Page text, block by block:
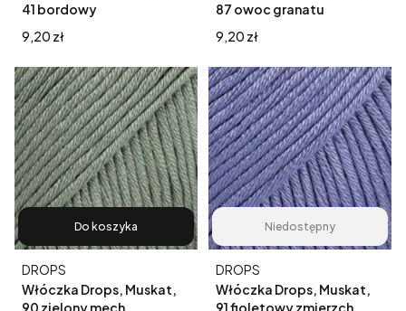
41 bordowy
Cena
9,20 zł
87 owoc granatu
Cena
9,20 zł
Do koszyka
Włóczka Drops, Muskat,
90 zielony mech
Producent
DROPS
Niedostępny
Włóczka Drops, Muskat,
91 fioletowy zmierzch
Producent
DROPS